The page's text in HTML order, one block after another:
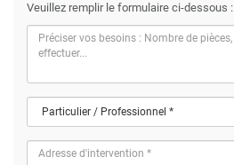
Veuillez remplir le formulaire ci-dessous :